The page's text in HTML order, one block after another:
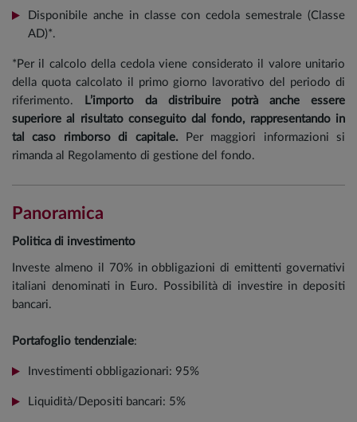
Disponibile anche in classe con cedola semestrale (Classe
AD)*.
*Per il calcolo della cedola viene considerato il valore unitario
della quota calcolato il primo giorno lavorativo del periodo di
riferimento.
L’importo da distribuire potrà anche essere
superiore al risultato conseguito dal fondo, rappresentando in
tal caso rimborso di capitale.Per maggiori informazioni si
rimanda al Regolamento di gestione del fondo.
Panoramica
Politica di investimento
Investe almeno il 70% in obbligazioni di emittenti governativi
italiani denominati in Euro. Possibilità di investire in depositi
bancari.
Portafoglio tendenziale:
Investimenti obbligazionari: 95%
Liquidità/Depositi bancari: 5%